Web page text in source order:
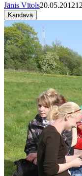
Jānis Vītols20.05.201212
Kandavā